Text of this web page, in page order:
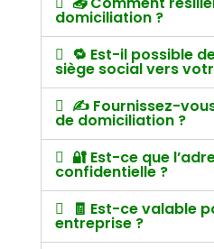
domiciliation ?
🔁 Est-il possible
siège social vers
✍️ Fournissez-
de domiciliation ?
🔐 Est-ce que
confidentielle ?
🧾 Est-ce valable
entreprise ?